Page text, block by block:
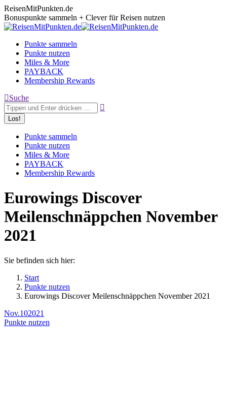
Zum
Inhalt
springen
ReisenMitPunkten.de
Bonuspunkte sammeln + Clever für Reisen nutzen
Punkte sammeln
Punkte nutzen
Miles & More
PAYBACK
Membership Rewards
Search:
Suche
Punkte sammeln
Punkte nutzen
Miles & More
PAYBACK
Membership Rewards
Eurowings Discover
Meilenschnäppchen November
2021
Sie befinden sich hier:
Start
Punkte nutzen
Eurowings Discover Meilenschnäppchen November 2021
Nov.102021
Punkte nutzen